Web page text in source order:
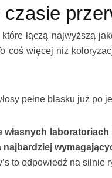
łączą najwyższą
coś więcej niż
pełne blasku już po
własnych
najbardziej
to odpowiedź na